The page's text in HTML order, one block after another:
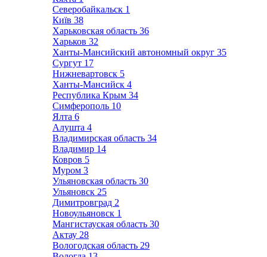
Северобайкальск 1
Київ 38
Харьковская область 36
Харьков 32
Ханты-Мансийский автономный округ 35
Сургут 17
Нижневартовск 5
Ханты-Мансийск 4
Республика Крым 34
Симферополь 10
Ялта 6
Алушта 4
Владимирская область 34
Владимир 14
Ковров 5
Муром 3
Ульяновская область 30
Ульяновск 25
Димитровград 2
Новоульяновск 1
Мангистауская область 30
Актау 28
Вологодская область 29